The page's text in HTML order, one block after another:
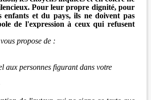
Pour leur propre dignité, pour
enfants et du pays, ils ne doivent pas
de l'expression à ceux qui refusent
propose de :
aux personnes figurant dans votre